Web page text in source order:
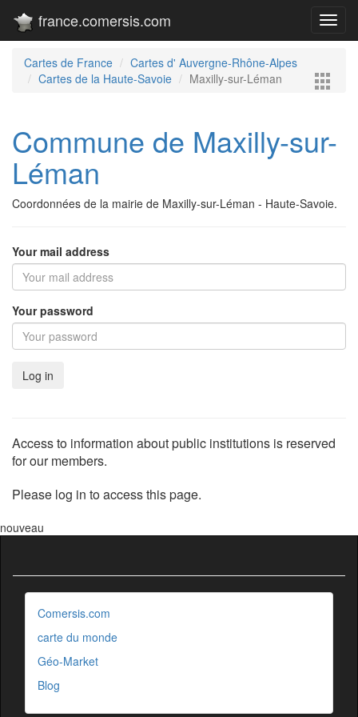
france.comersis.com
Cartes de France
Cartes d' Auvergne-Rhône-Alpes
Cartes de la Haute-Savoie
Maxilly-sur-Léman
Commune de Maxilly-sur-
Léman
Coordonnées de la mairie de Maxilly-sur-Léman - Haute-Savoie.
Your mail address
Your password
Access to information about public institutions is reserved
for our members.
Please log in to access this page.
nouveau
Comersis.com
carte du monde
Géo-Market
Blog